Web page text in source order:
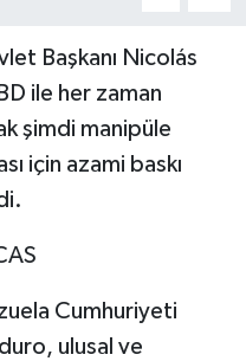
Başkanı Nicolás
ile her zaman
şimdi manipüle
için azami baskı
Cumhuriyeti
ulusal ve